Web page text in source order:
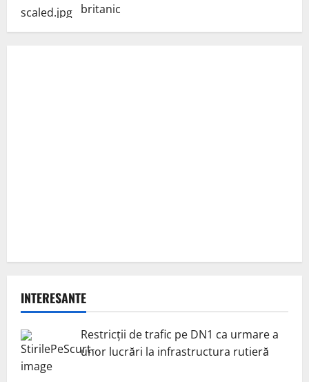
britanic
INTERESANTE
Restricții de trafic pe DN1 ca urmare a
unor lucrări la infrastructura rutieră